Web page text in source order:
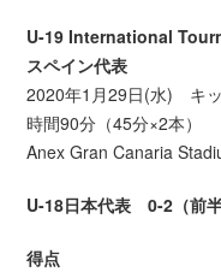
U-19 International
スペイン代表
2020年1月29日(水) キ
時間90分（45分×2本）
Anex Gran Canaria
U-18日本代表 0-2（前
得点